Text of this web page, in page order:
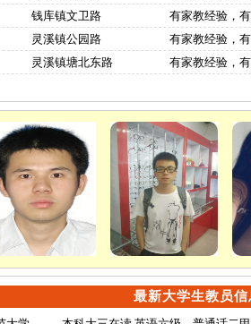
钱库镇文卫路
有家教经验，
灵溪镇公园路
有家教经验，
灵溪镇塘北东路 有家教经验，
兰教员
编号:200104
历身份:浙江理工
大学
查看此教员简历
进入教员照片库
孙教员
编号:20010
学历身份:宁波大学
查看此教员简历
进入教员照片库
学
最新大学生教员信